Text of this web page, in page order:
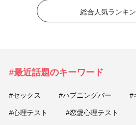
総合人気ランキ
#最近話題のキーワード
#セックス #ハプニングバー #
#心理テスト #恋愛心理テスト